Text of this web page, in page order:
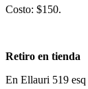
Costo: $150.
Retiro en tienda
En Ellauri 519 esq